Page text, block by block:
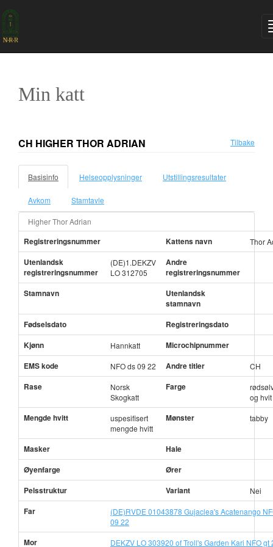
Min katt
CH HIGHER THOR ADRIAN Tilbake
Basisinfo Helseopplysninger Utstillingsresultater
Avkom Stamtavle
Higher Thor Adrian
Registreringsnummer Kattens navn Thor
Utenlandsk
registreringsnummer
(DE)1.DEKZV
LO 312705
Andre
registreringsnummer
Stamnavn
Utenlandsk
stamnavn
Fødselsdato
Registreringsdato
Kjønn
Hannkatt
Microchipnummer
EMS kode
NFO ds 09 22 Andre titler CH
Rase
Norsk
Skogkatt
Farge
og hvit
Mengde hvitt
uspesifisert
mengde hvitt
Mønster tabby
Masker
Hale
Øyenfarge
Ører
Pelsstruktur
Variant Nei
Far
(DE)RVDE 01043878 Gujaclea's Acatenango
09 22
Mor DEKZV LO 303920 of Troll's Garden Kari NFO gt